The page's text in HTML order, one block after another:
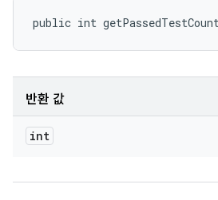
public int
반환 값
int